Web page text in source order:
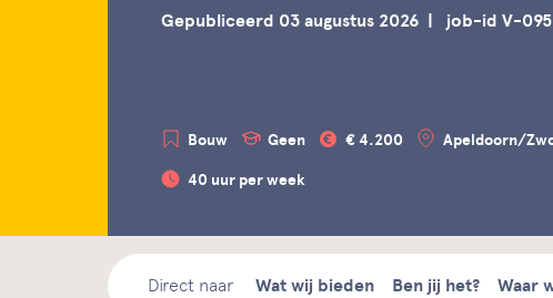
Gepubliceerd 03 augustus 2026 job-id V-
Bouw Geen € 4.200 Apeldoorn/
40 uur per week
Direct naar Wat wij bieden Ben jij het? Waar